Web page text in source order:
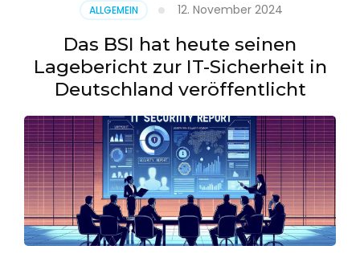
aus
CSV
erstellen
ALLGEMEIN 12. November 2024
Das BSI hat heute seinen
Lagebericht zur IT-Sicherheit in
Deutschland veröffentlicht